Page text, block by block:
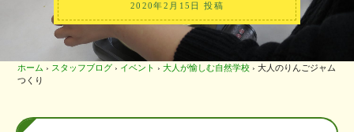
2020年2月15日 投稿
ホーム › スタッフブログ › イベント › 大人が愉しむ自然学校 › 大人のりんごジャム
つくり